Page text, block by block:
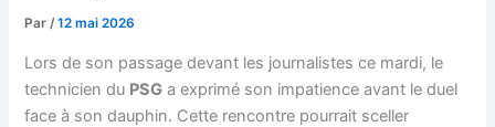
Par/12 mai 2026
Lors de son passage devant les journalistes ce mardi, le
technicien du PSG a exprimé son impatience avant le duel
face à son dauphin. Cette rencontre pourrait sceller